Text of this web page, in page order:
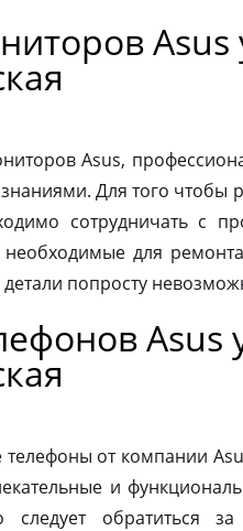
Asus
Asus,
Для того чтобы
сотрудничать с
необходимые для
попросту
Asus
телефоны от компании
и
следует обратиться